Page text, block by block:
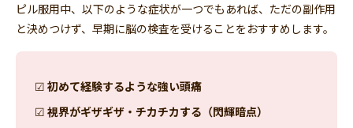
ピル服用中、以下のような症状が一つでもあれば、ただの副作用
と決めつけず、早期に脳の検査を受けることをおすすめします。
☑ 初めて経験するような強い頭痛
☑ 視界がギザギザ・チカチカする（閃輝暗点）